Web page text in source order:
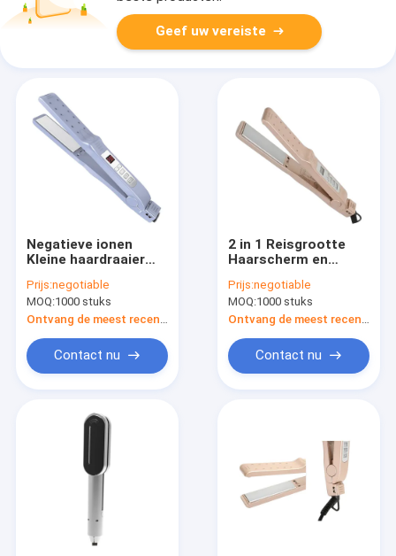
Geef uw vereiste
Negatieve ionen
Kleine haardraaier
Nano titanium plaat
PTC
Prijs:negotiable
MOQ:1000 stuks
Contact nu
2 in 1 Reisgrootte
Haarscherm en
veilig slot en
verstelbare
temperatuur
Prijs:negotiable
MOQ:1000 stuks
Contact nu